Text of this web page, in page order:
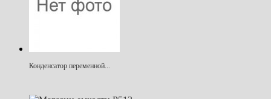
Конденсатор переменной...